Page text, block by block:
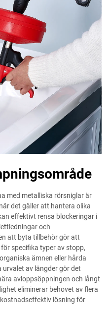
med metalliska rörsniglar är
det gäller att hantera olika
effektivt rensa blockeringar i
och
att byta tillbehör gör att
specifika typer av stopp,
ämnen eller hårda
av längder gör det
avloppsöppningen och långt
eliminerar behovet av flera
lösning för